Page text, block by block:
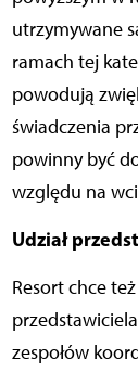
utrzymywane
ramach tej
powodują
świadczenia
powinny być
względu na
Udział
Resort chce
zespołów